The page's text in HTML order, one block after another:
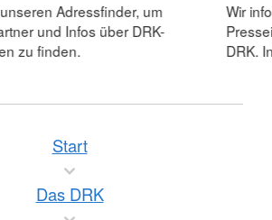
Adressfinder, um
und Infos über DRK-
zu finden.
Wir
DRK.
Start
Das DRK